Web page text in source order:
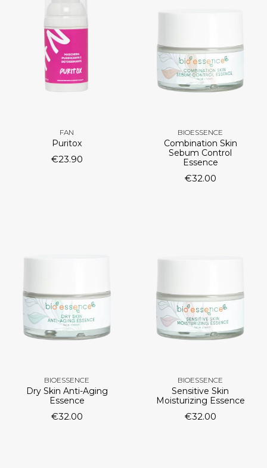
FAN
Puritox
€23.90
BIOESSENCE
Combination Skin
Sebum Control
Essence
€32.00
BIOESSENCE
Dry Skin Anti-Aging
Essence
€32.00
BIOESSENCE
Sensitive Skin
Moisturizing Essence
€32.00